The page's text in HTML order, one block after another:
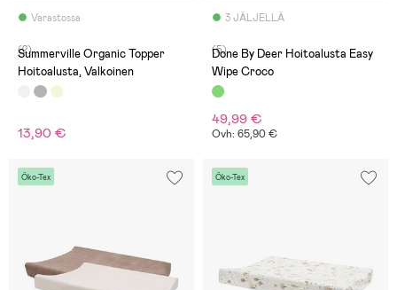
Varastossa
(2)
Summerville Organic Topper
Hoitoalusta, Valkoinen
13,90 €
3 JÄLJELLÄ
(5)
Done By Deer Hoitoalusta Easy
Wipe Croco
49,99 €
Ovh: 65,90 €
Öko-Tex Öko-Tex